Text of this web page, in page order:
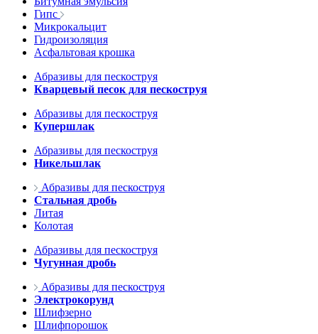
Гипс
Микрокальцит
Гидроизоляция
Асфальтовая крошка
Абразивы для пескоструя
Кварцевый песок для пескоструя
Абразивы для пескоструя
Купершлак
Абразивы для пескоструя
Никельшлак
Абразивы для пескоструя
Стальная дробь
Литая
Колотая
Абразивы для пескоструя
Чугунная дробь
Абразивы для пескоструя
Электрокорунд
Шлифзерно
Шлифпорошок